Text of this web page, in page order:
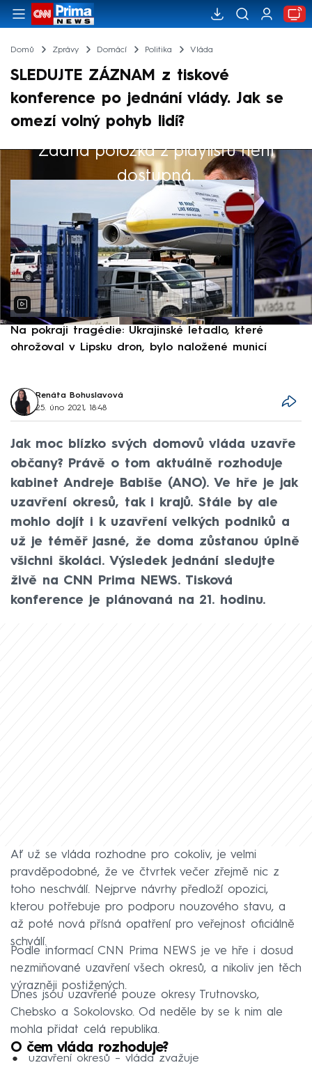
Domů Zprávy Domácí Politika Vláda
SLEDUJTE ZÁZNAM z tiskové
konference po jednání vlády. Jak se
omezí volný pohyb lidí?
Žádná položka z playlistu není
dostupná.
Výběr redakce
Na pokraji tragédie: Ukrajinské letadlo, které
ohrožoval v Lipsku dron, bylo naložené municí
Renáta Bohuslavová
25. úno 2021, 18:48
Jak moc blízko svých domovů vláda uzavře
občany? Právě o tom aktuálně rozhoduje
kabinet Andreje Babiše (ANO). Ve hře je jak
uzavření okresů, tak i krajů. Stále by ale
mohlo dojít i k uzavření velkých podniků a
už je téměř jasné, že doma zůstanou úplně
všichni školáci. Výsledek jednání sledujte
živě na CNN Prima NEWS. Tisková
konference je plánovaná na 21. hodinu.
Ať už se vláda rozhodne pro cokoliv, je velmi
pravděpodobné, že ve čtvrtek večer zřejmě nic z
toho neschválí. Nejprve návrhy předloží opozici,
kterou potřebuje pro podporu nouzového stavu, a
až poté nová přísná opatření pro veřejnost oficiálně
schválí.
Podle informací CNN Prima NEWS je ve hře i dosud
nezmiňované uzavření všech okresů, a nikoliv jen těch
výrazněji postižených.
Dnes jsou uzavřené pouze okresy Trutnovsko,
Chebsko a Sokolovsko. Od neděle by se k nim ale
mohla přidat celá republika.
O čem vláda rozhoduje?
uzavření okresů – vláda zvažuje